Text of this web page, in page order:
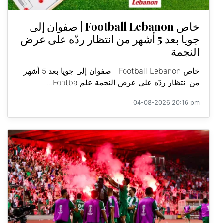
خاص Football Lebanon | صفوان إلى
جويا بعد 5 أشهر من انتظار ردّه على عرض
النجمة
خاص Football Lebanon | صفوان إلى جويا بعد 5 أشهر
من انتظار ردّه على عرض النجمة علم Footba...
04-08-2026 20:16 pm